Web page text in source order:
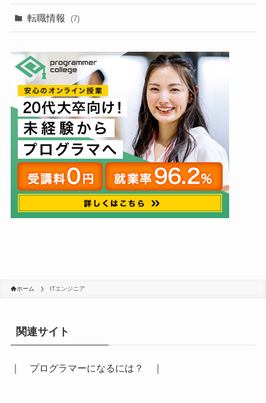
転職情報 (7)
ホーム ITエンジニア
関連サイト
プログラマーになるには？